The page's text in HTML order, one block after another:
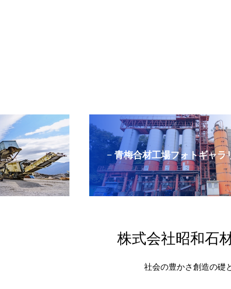
− 青梅合材工場フォトギャラ
株式会社昭和石
社会の豊かさ創造の礎